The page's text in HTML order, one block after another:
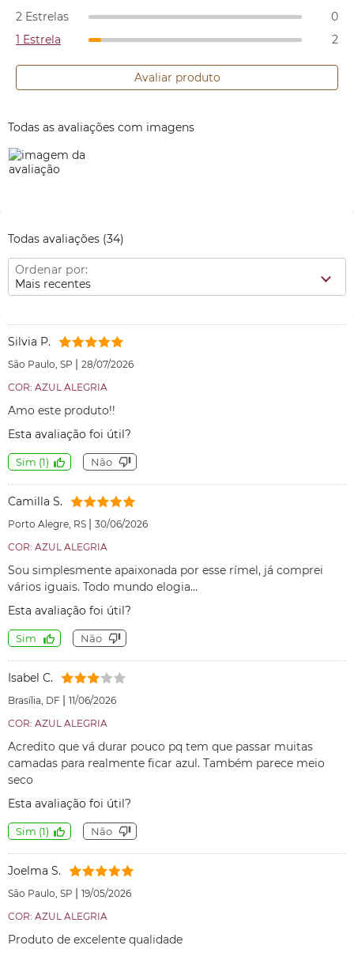
2 Estrelas
0
1 Estrela
2
Avaliar produto
Todas as avaliações com imagens
Todas avaliações (34)
Ordenar por:
Mais recentes
Silvia P.
São Paulo, SP | 28/07/2026
COR: AZUL ALEGRIA
Amo este produto!!
Esta avaliação foi útil?
Sim (1) Não
Camilla S.
Porto Alegre, RS | 30/06/2026
COR: AZUL ALEGRIA
Sou simplesmente apaixonada por esse rímel, já comprei
vários iguais. Todo mundo elogia...
Esta avaliação foi útil?
Sim Não
Isabel C.
Brasília, DF | 11/06/2026
COR: AZUL ALEGRIA
Acredito que vá durar pouco pq tem que passar muitas
camadas para realmente ficar azul. Também parece meio
seco
Esta avaliação foi útil?
Sim (1) Não
Joelma S.
São Paulo, SP | 19/05/2026
COR: AZUL ALEGRIA
Produto de excelente qualidade